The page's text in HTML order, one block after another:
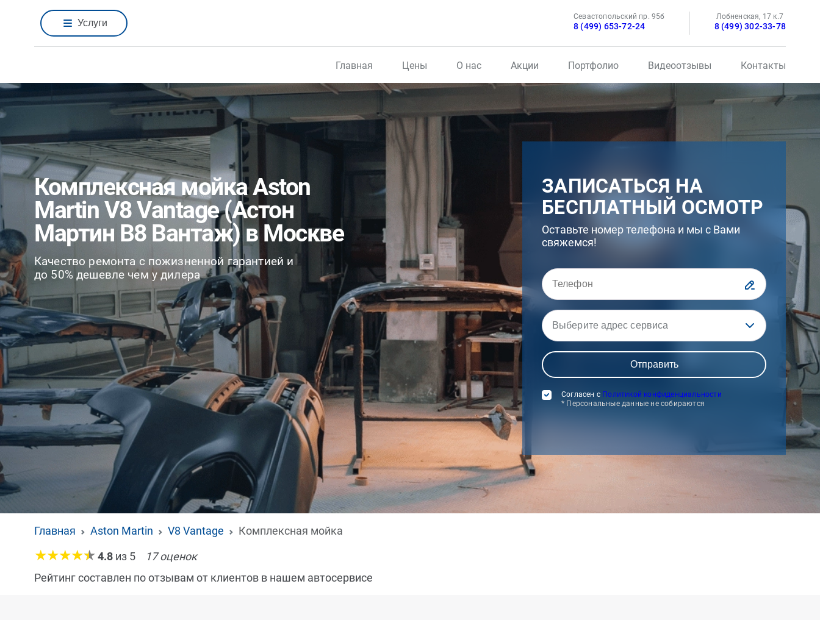
Услуги
Севастопольский пр. 95б
8 (499) 653-72-24
Лобненская, 17 к.7
8 (499) 302-33-78
Главная Цены О нас Акции Портфолио Видеоотзывы Контакты
Комплексная мойка Aston
Martin V8 Vantage (Астон
Мартин В8 Вантаж) в Москве
Качество ремонта с пожизненной гарантией и
до 50% дешевле чем у дилера
ЗАПИСАТЬСЯ НА
БЕСПЛАТНЫЙ ОСМОТР
Оставьте номер телефона и мы с Вами
свяжемся!
Выберите адрес сервиса
Согласен с Политикой конфиденциальности
* Персональные данные не собираются
Главная Aston Martin V8 Vantage
Комплексная мойка
4.8 из 5 17оценок
Рейтинг составлен по отзывам от клиентов в нашем автосервисе